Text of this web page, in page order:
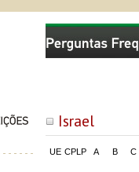
Israel
UE CPLP A B C
Comissão Nacional de